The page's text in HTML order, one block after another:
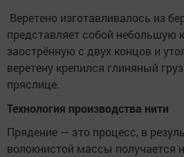
Веретено изготавливалось из
представляет собой небольшую
заострённую с двух концов и
веретену крепился глиняный
пряслице.
Технология производства нити
Прядение — это процесс, в
волокнистой массы получается